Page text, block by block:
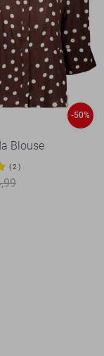
-50%
Blouse
2